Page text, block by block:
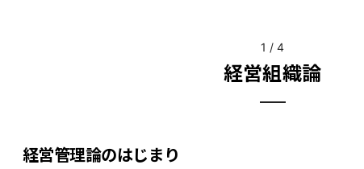
1 / 4
経営組織論
経営管理論のはじまり